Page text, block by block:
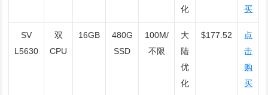
化
买
SV
L5630
双
CPU
16GB
480G
SSD
100M/
不限
大
陆
优
化
$177.52
点
击
购
买